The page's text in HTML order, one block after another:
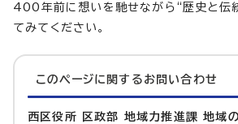
400年前に想いを馳せながら“歴史と伝
てみてください。
このページに関する お問い合わせ
西区役所 区政部 地域力推進課 地域